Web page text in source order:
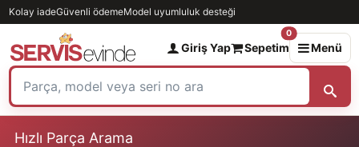
Kolay iadeGüvenli ödemeModel uyumluluk desteği
Giriş Yap Sepetim
0
Menü
Hızlı Parça Arama